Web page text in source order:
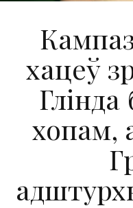
хацеў
хопам,